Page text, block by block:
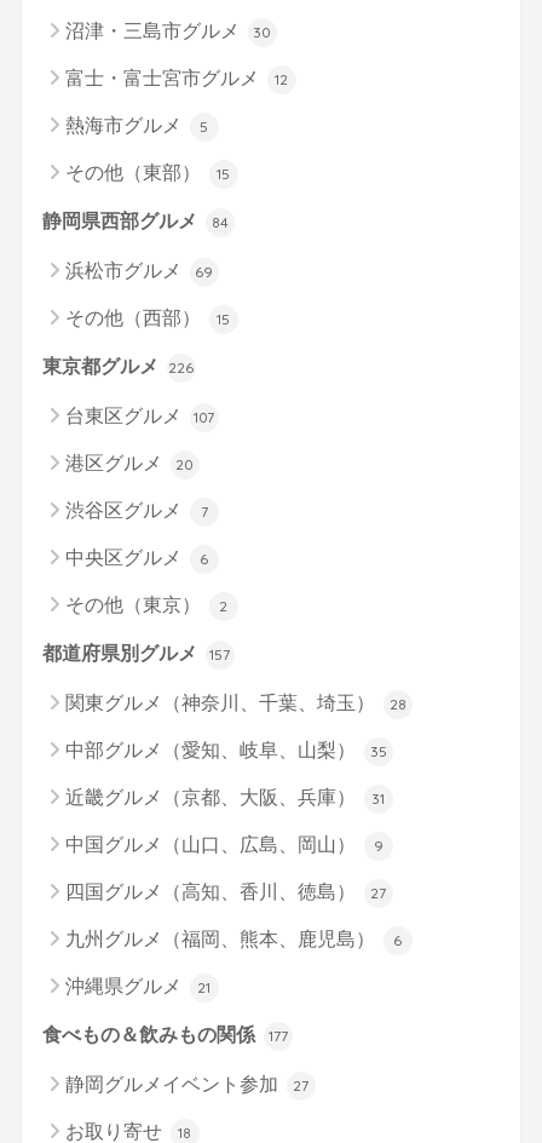
沼津・三島市グルメ 30
富士・富士宮市グルメ 12
熱海市グルメ 5
その他（東部） 15
静岡県西部グルメ 84
浜松市グルメ 69
その他（西部） 15
東京都グルメ 226
台東区グルメ 107
港区グルメ 20
渋谷区グルメ 7
中央区グルメ 6
その他（東京） 2
都道府県別グルメ 157
関東グルメ（神奈川、千葉、埼玉） 28
中部グルメ（愛知、岐阜、山梨） 35
近畿グルメ（京都、大阪、兵庫） 31
中国グルメ（山口、広島、岡山） 9
四国グルメ（高知、香川、徳島） 27
九州グルメ（福岡、熊本、鹿児島） 6
沖縄県グルメ 21
食べもの＆飲みもの関係 177
静岡グルメイベント参加 27
お取り寄せ 18